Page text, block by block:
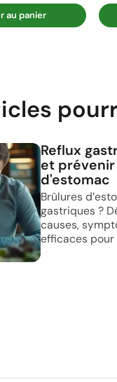
au panier
Reflux
et
d'estomac
Brûlures
gastriques ?
causes,
efficaces pour